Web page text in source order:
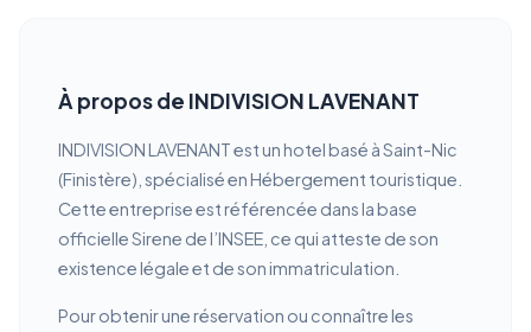
À propos de INDIVISION LAVENANT
INDIVISION LAVENANT est un hotel basé à Saint-Nic
(Finistère), spécialisé en Hébergement touristique.
Cette entreprise est référencée dans la base
officielle Sirene de l’INSEE, ce qui atteste de son
existence légale et de son immatriculation.
Pour obtenir une réservation ou connaître les